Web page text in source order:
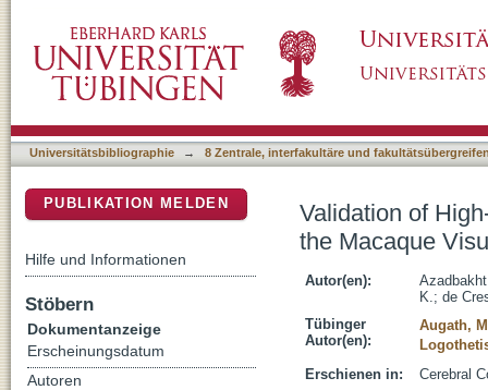
Universitätsbibliographie → 8 Zentrale, interfakultäre und
Validation of
the Macaque
Autor(en):
K.; de
Tübinger
Autor(en):
Augath,
Erschienen in:
Cerebral
PUBLIKATION MELDEN
Hilfe und Informationen
Stöbern
Dokumentanzeige
Erscheinungsdatum
Autoren